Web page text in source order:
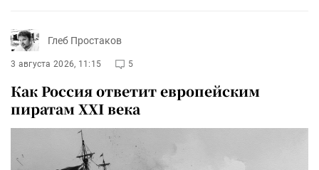
Глеб Простаков
3 августа 2026, 11:15 5
Как Россия ответит европейским
пиратам XXI века